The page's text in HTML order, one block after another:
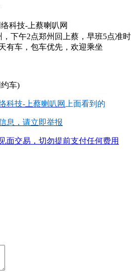
科技-上蔡喇叭网
下午2点郑州回上蔡，早班5点准时
有车，包车优先，欢迎乘坐
车)
科技-上蔡喇叭网 上面看到的
息，请立即举报
面交易，切勿提前支付任何费用